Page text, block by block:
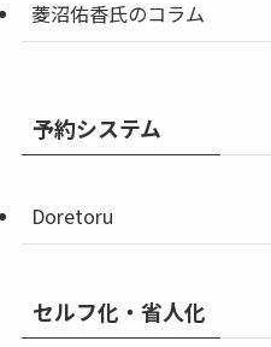
菱沼佑香氏のコラム
予約システム
Doretoru
セルフ化・省人化